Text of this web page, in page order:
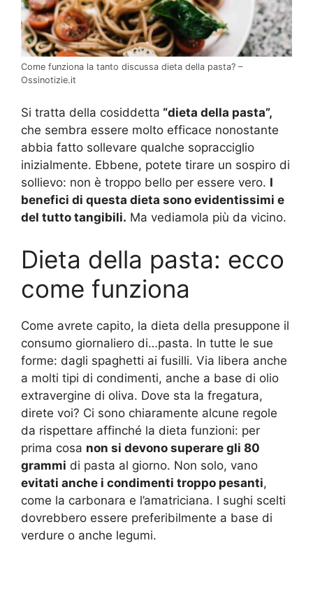
Come funziona la tanto discussa dieta della pasta? –
Ossinotizie.it
Si tratta della cosiddetta “dieta della pasta”,
che sembra essere molto efficace nonostante
abbia fatto sollevare qualche sopracciglio
inizialmente. Ebbene, potete tirare un sospiro di
sollievo: non è troppo bello per essere vero. I
benefici di questa dieta sono evidentissimi e
del tutto tangibili. Ma vediamola più da vicino.
Dieta della pasta: ecco
come funziona
Come avrete capito, la dieta della presuppone il
consumo giornaliero di…pasta. In tutte le sue
forme: dagli spaghetti ai fusilli. Via libera anche
a molti tipi di condimenti, anche a base di olio
extravergine di oliva. Dove sta la fregatura,
direte voi? Ci sono chiaramente alcune regole
da rispettare affinché la dieta funzioni: per
prima cosa non si devono superare gli 80
grammi di pasta al giorno. Non solo, vano
evitati anche i condimenti troppo pesanti,
come la carbonara e l’amatriciana. I sughi scelti
dovrebbero essere preferibilmente a base di
verdure o anche legumi.